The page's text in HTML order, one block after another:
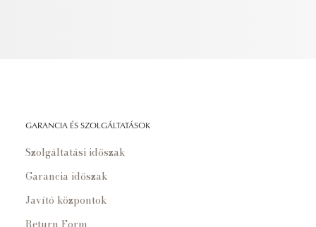
GARANCIA ÉS SZOLGÁLTATÁSOK
Szolgáltatási időszak
Garancia időszak
Javító központok